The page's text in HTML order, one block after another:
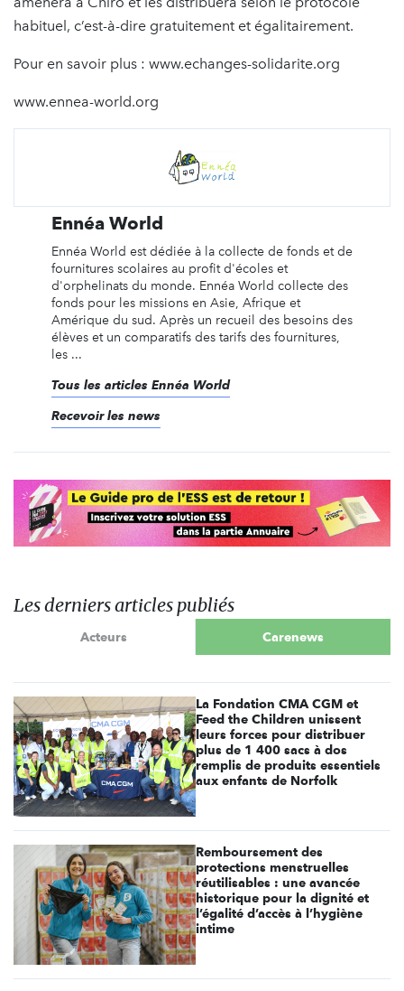
habituel, c’est-à-dire gratuitement et égalitairement.
Pour en savoir plus : www.echanges-solidarite.org
www.ennea-world.org
Ennéa World
Ennéa World est dédiée à la collecte de fonds et de
fournitures scolaires au profit d'écoles et
d'orphelinats du monde. Ennéa World collecte des
fonds pour les missions en Asie, Afrique et
Amérique du sud. Après un recueil des besoins des
élèves et un comparatifs des tarifs des fournitures,
les ...
Tous les articles Ennéa World
Recevoir les news
Les derniers articles publiés
Acteurs Carenews
La Fondation CMA CGM et
Feed the Children unissent
leurs forces pour distribuer
plus de 1 400 sacs à dos
remplis de produits essentiels
aux enfants de Norfolk
Remboursement des
protections menstruelles
réutilisables : une avancée
historique pour la dignité et
l’égalité d’accès à l’hygiène
intime